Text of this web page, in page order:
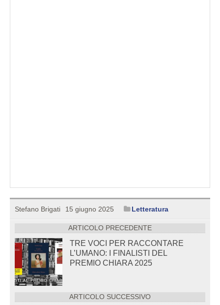
Stefano Brigati 15 giugno 2025 Letteratura
ARTICOLO PRECEDENTE
TRE VOCI PER RACCONTARE
L’UMANO: I FINALISTI DEL
PREMIO CHIARA 2025
ARTICOLO SUCCESSIVO